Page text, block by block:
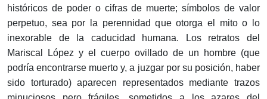
históricos de poder o cifras de muerte; símbolos de valor
perpetuo, sea por la perennidad que otorga el mito o lo
inexorable de la caducidad humana. Los retratos del
Mariscal López y el cuerpo ovillado de un hombre (que
podría encontrarse muerto y, a juzgar por su posición, haber
sido torturado) aparecen representados mediante trazos